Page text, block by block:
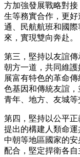
方加強發展戰略對
生等務實合作，更
通、民航航班和國
來，實現雙向奔赴。
第三，堅持以友誼
朝方一道，共同維
展富有特色的革命
色基因和傳統友誼，
青年、地方、友城等
第四，堅持以公平
提出的構建人類命
中朝等地區國家的
配合，堅定捍衛各